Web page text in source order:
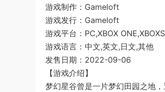
游戏制作：Gameloft
游戏发行：Gameloft
游戏平台：PC,XBOX
游戏语言：中文,英文,日文,其他
发售日期：2022-09-06
【游戏介绍】
梦幻星谷曾是一片梦幻田园之地